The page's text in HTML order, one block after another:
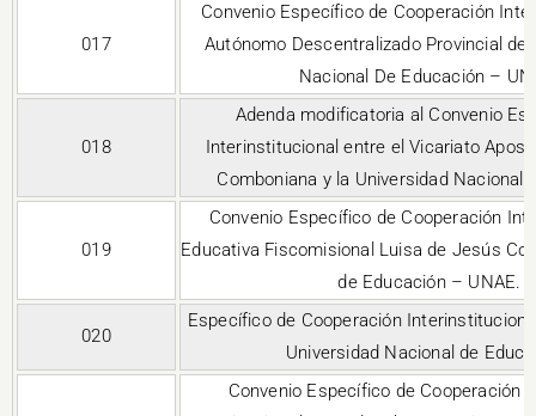
017
Convenio Específico de Cooperación
Autónomo Descentralizado Provincial de
Nacional De Educación –
018
Adenda modificatoria al Convenio
Interinstitucional entre el Vicariato
Comboniana y la Universidad Nacional
019
Convenio Específico de Cooperación
Educativa Fiscomisional Luisa de Jesús
de Educación – UNAE.
020
Específico de Cooperación
Universidad Nacional de
Convenio Específico de Cooperación